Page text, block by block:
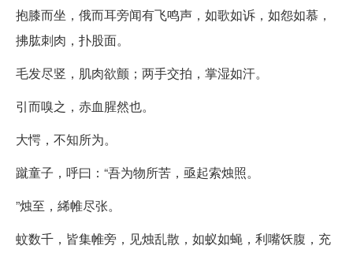
抱膝而坐，俄而耳旁闻有飞鸣声，如歌如诉，如怨如慕，
拂肱刺肉，扑股面。
毛发尽竖，肌肉欲颤；两手交拍，掌湿如汗。
引而嗅之，赤血腥然也。
大愕，不知所为。
蹴童子，呼曰：“吾为物所苦，亟起索烛照。
”烛至，絺帷尽张。
蚊数千，皆集帷旁，见烛乱散，如蚁如蝇，利嘴饫腹，充